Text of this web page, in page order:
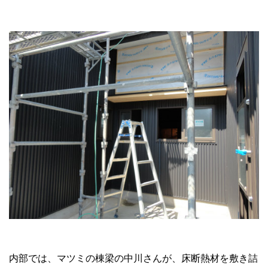
内部では、マツミの棟梁の中川さんが、床断熱材を敷き詰